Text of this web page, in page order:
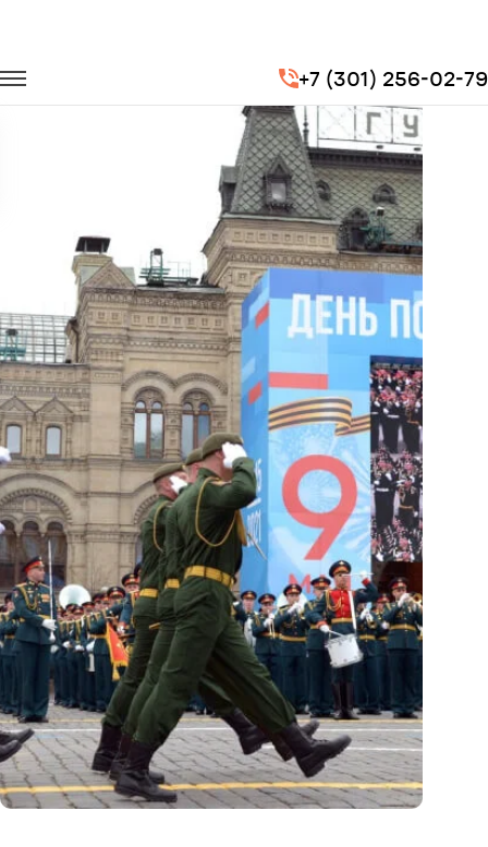
+7 (301) 256-02-79
Транспорт для госучреждений
Парад Победы